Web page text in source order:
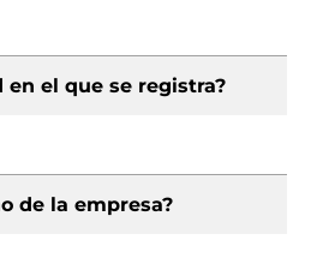
en el que se registra?
de la empresa?